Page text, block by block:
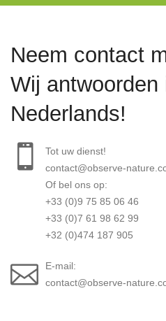
Neem contact
Wij antwoorden
Nederlands!
Tot uw dienst!
contact@observe-
Of bel ons op:
+33 (0)9 75 85 06 46
+33 (0)7 61 98 62 99
+32 (0)474 187 905
E-mail:
contact@observe-